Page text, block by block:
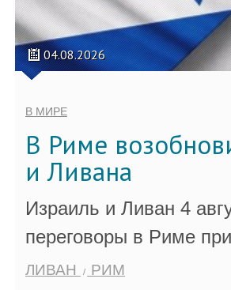
04.08.2026
В МИРЕ
В Риме
и Ливана
Израиль и Ливан 4
переговоры в Риме
ЛИВАН РИМ